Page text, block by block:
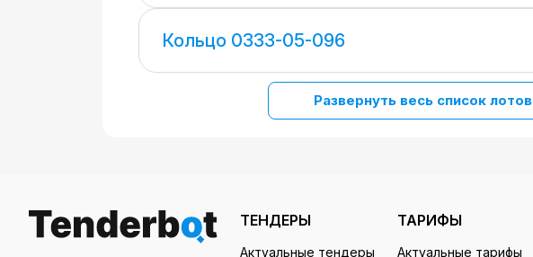
Кольцо 0333-05-096
Развернуть весь список лотов
ТЕНДЕРЫ
Актуальные тендеры
ТАРИФЫ
Актуальные тарифы